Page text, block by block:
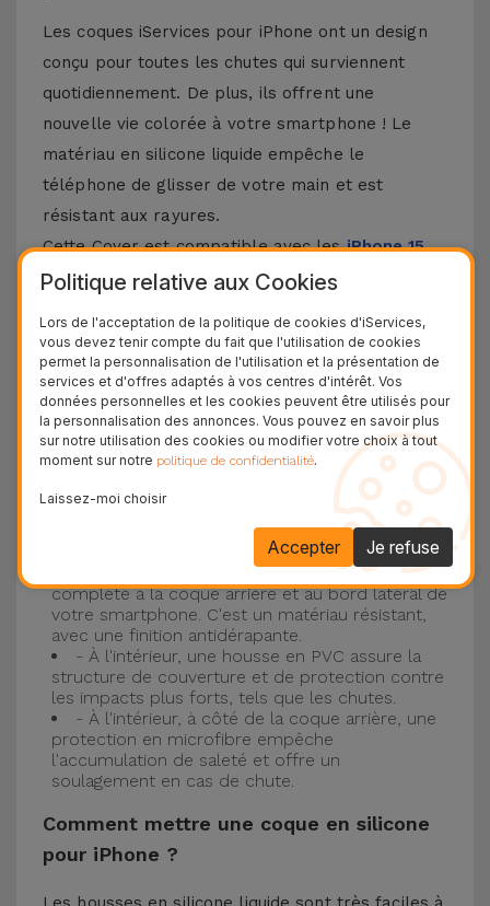
Les coques iServices pour iPhone ont un design
conçu pour toutes les chutes qui surviennent
quotidiennement. De plus, ils offrent une
nouvelle vie colorée à votre smartphone ! Le
matériau en silicone liquide empêche le
téléphone de glisser de votre main et est
résistant aux rayures.
Cette Cover est compatible avec lesiPhone 15,
14, 13, 12, entre autres, ainsi qu'avec le modèle le
Protection à 3 couches avec coques en
silicone
Nos coques en silicone pour iPhone ont une
construction robuste et de qualité, avec une
construction à trois couches, pour éviter au
maximum les accidents et les casses !
- Une première couche de silicone liquide
donne de la couleur et une couverture
complète à la coque arrière et au bord latéral de
votre smartphone. C'est un matériau résistant,
avec une finition antidérapante.
- À l'intérieur, une housse en PVC assure la
structure de couverture et de protection contre
les impacts plus forts, tels que les chutes.
- À l'intérieur, à côté de la coque arrière, une
protection en microfibre empêche
l'accumulation de saleté et offre un
soulagement en cas de chute.
Comment mettre une coque en silicone
pour iPhone ?
Politique relative aux Cookies
Lors de l'acceptation de la politique de cookies d'iServices,
vous devez tenir compte du fait que l'utilisation de cookies
permet la personnalisation de l'utilisation et la présentation de
services et d'offres adaptés à vos centres d'intérêt. Vos
données personnelles et les cookies peuvent être utilisés pour
la personnalisation des annonces. Vous pouvez en savoir plus
sur notre utilisation des cookies ou modifier votre choix à tout
moment sur notre politique de confidentialité.
Laissez-moi choisir
Je refuse
Accepter